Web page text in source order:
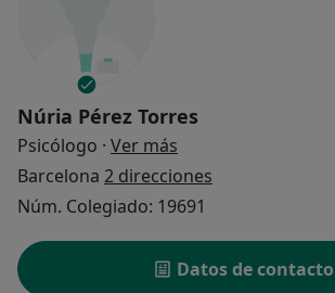
Núria Pérez Torres
Psicólogo · Ver más
Barcelona 2 direcciones
Núm. Colegiado: 19691
Datos de contacto